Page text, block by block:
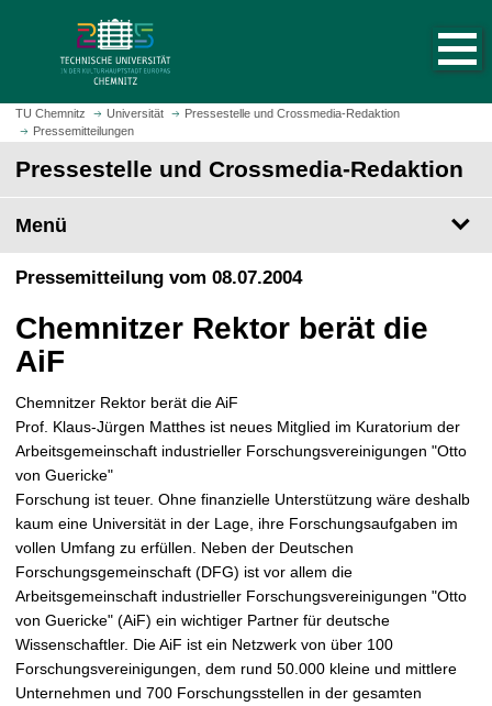
m
H
t
s
i
e
a
u
r
u
f
e
n
TU Chemnitz Universität
Pressestelle und Crossmedia-Redaktion
Pressemitteilungen
Pressestelle und Crossmedia-Redaktion
Menü
Pressemitteilung vom 08.07.2004
Chemnitzer Rektor berät die
AiF
Chemnitzer Rektor berät die AiF
Prof. Klaus-Jürgen Matthes ist neues Mitglied im Kuratorium der
Arbeitsgemeinschaft industrieller Forschungsvereinigungen "Otto
von Guericke"
Forschung ist teuer. Ohne finanzielle Unterstützung wäre deshalb
kaum eine Universität in der Lage, ihre Forschungsaufgaben im
vollen Umfang zu erfüllen. Neben der Deutschen
Forschungsgemeinschaft (DFG) ist vor allem die
Arbeitsgemeinschaft industrieller Forschungsvereinigungen "Otto
von Guericke" (AiF) ein wichtiger Partner für deutsche
Wissenschaftler. Die AiF ist ein Netzwerk von über 100
Forschungsvereinigungen, dem rund 50.000 kleine und mittlere
Unternehmen und 700 Forschungsstellen in der gesamten